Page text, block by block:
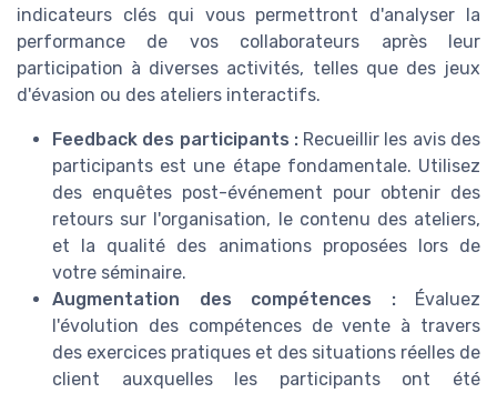
indicateurs clés qui vous permettront d'analyser la
performance de vos collaborateurs après leur
participation à diverses activités, telles que des jeux
d'évasion ou des ateliers interactifs.
Feedback des participants :Recueillir les avis des
participants est une étape fondamentale. Utilisez
des enquêtes post-événement pour obtenir des
retours sur l'organisation, le contenu des ateliers,
et la qualité des animations proposées lors de
votre séminaire.
Augmentation des compétences :Évaluez
l'évolution des compétences de vente à travers
des exercices pratiques et des situations réelles de
client auxquelles les participants ont été